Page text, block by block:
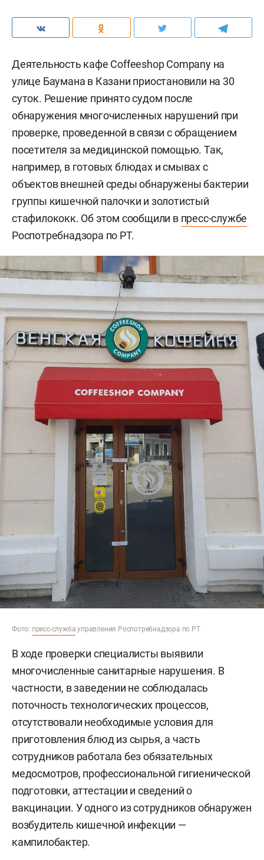
Деятельность кафе Coffeeshop Company на
улице Баумана в Казани приостановили на 30
суток. Решение принято судом после
обнаружения многочисленных нарушений при
проверке, проведенной в связи с обращением
посетителя за медицинской помощью. Так,
например, в готовых блюдах и смывах с
объектов внешней среды обнаружены бактерии
группы кишечной палочки и золотистый
стафилококк. Об этом сообщили в пресс-службе
Роспотребнадзора по РТ.
Фото: пресс-служба управления Роспотребнадзора по РТ
В ходе проверки специалисты выявили
многочисленные санитарные нарушения. В
частности, в заведении не соблюдалась
поточность технологических процессов,
отсутствовали необходимые условия для
приготовления блюд из сырья, а часть
сотрудников работала без обязательных
медосмотров, профессиональной гигиенической
подготовки, аттестации и сведений о
вакцинации. У одного из сотрудников обнаружен
возбудитель кишечной инфекции —
кампилобактер.